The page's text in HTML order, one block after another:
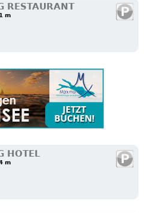
RESTAURANT
m
HOTEL
m